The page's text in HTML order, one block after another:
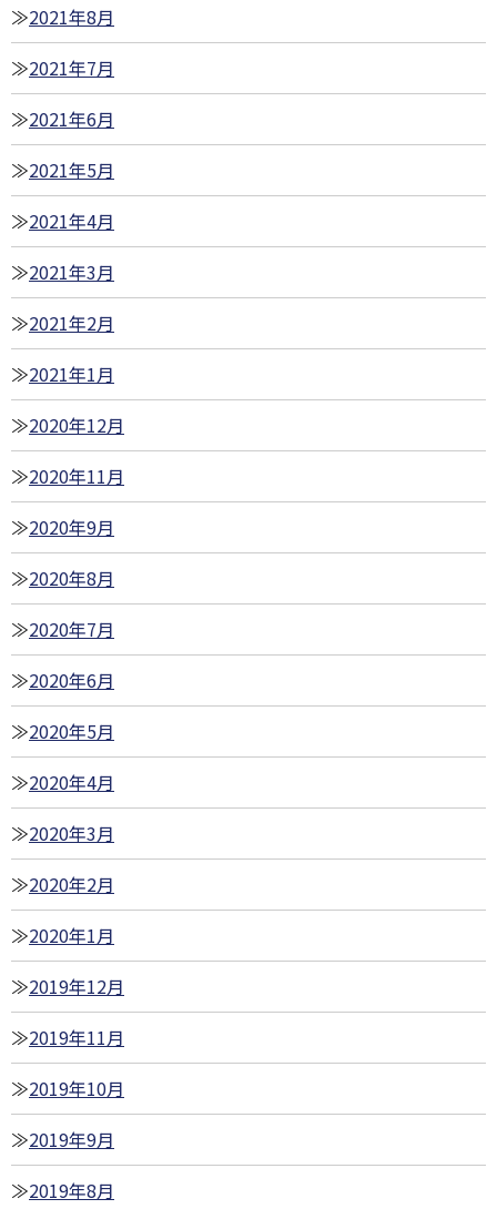
2021年8月
2021年7月
2021年6月
2021年5月
2021年4月
2021年3月
2021年2月
2021年1月
2020年12月
2020年11月
2020年9月
2020年8月
2020年7月
2020年6月
2020年5月
2020年4月
2020年3月
2020年2月
2020年1月
2019年12月
2019年11月
2019年10月
2019年9月
2019年8月